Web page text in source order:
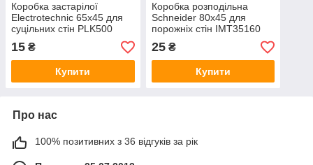
Коробка застарілої
Electrotechnic 65x45 для
суцільних стін PLK500
MB001
15 ₴
Купити
Коробка розподільна
Schneider 80х45 для
порожніх стін IMT35160
25₴
Купити
Про нас
100% позитивних з 36 відгуків за рік